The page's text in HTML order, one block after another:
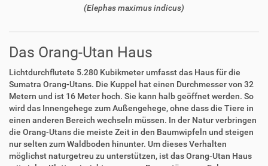
(Elephas maximus indicus)
Das Orang-Utan Haus
Lichtdurchflutete 5.280 Kubikmeter umfasst das Haus für die
Sumatra Orang-Utans. Die Kuppel hat einen Durchmesser von 32
Metern und ist 16 Meter hoch. Sie kann halb geöffnet werden. So
wird das Innengehege zum Außengehege, ohne dass die Tiere in
einen anderen Bereich wechseln müssen. In der Natur verbringen
die Orang-Utans die meiste Zeit in den Baumwipfeln und steigen
nur selten zum Waldboden hinunter. Um dieses Verhalten
möglichst naturgetreu zu unterstützen, ist das Orang-Utan Haus